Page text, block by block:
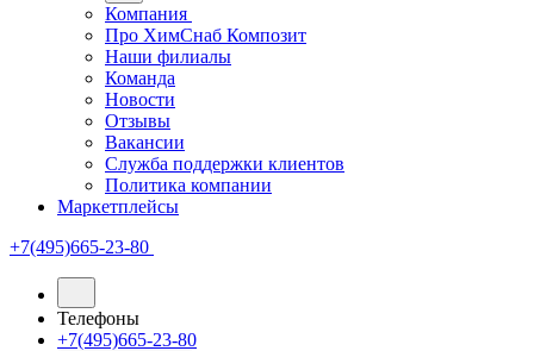
Компания
Про ХимСнаб Композит
Наши филиалы
Команда
Новости
Отзывы
Вакансии
Служба поддержки клиентов
Политика компании
Маркетплейсы
+7(495)665-23-80
Телефоны
+7(495)665-23-80